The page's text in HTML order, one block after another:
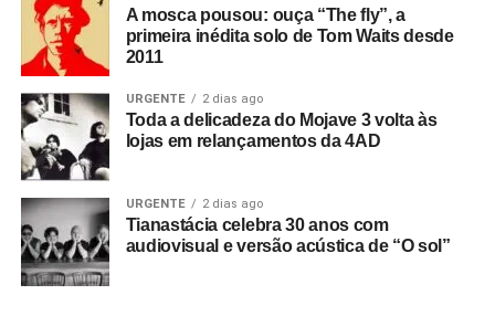
A mosca pousou: ouça “The fly”, a
primeira inédita solo de Tom Waits desde
2011
URGENTE 2 dias ago
Toda a delicadeza do Mojave 3 volta às
lojas em relançamentos da 4AD
URGENTE 2 dias ago
Tianastácia celebra 30 anos com
audiovisual e versão acústica de “O sol”